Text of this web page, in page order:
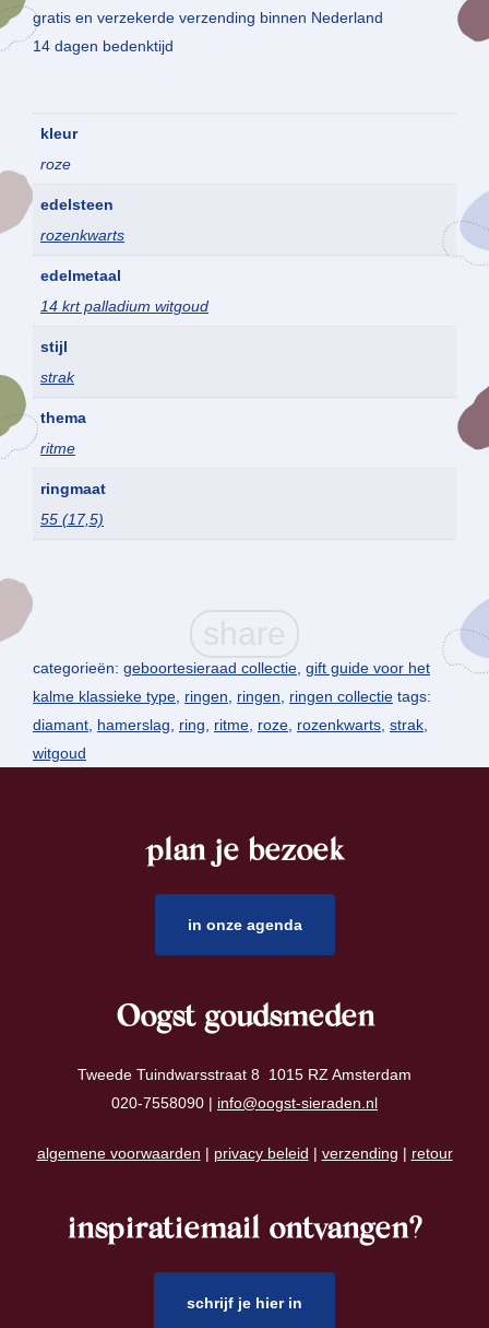
gratis en verzekerde verzending binnen Nederland
14 dagen bedenktijd
kleur
roze
edelsteen
rozenkwarts
edelmetaal
14 krt palladium witgoud
stijl
strak
thema
ritme
ringmaat
55 (17,5)
categorieën: geboortesieraad collectie gift guide voor het
kalme klassieke type ringen ringen ringen collectie tags:
diamant hamerslag ring ritme roze rozenkwarts strak
witgoud
plan je bezoek
in onze agenda
Oogst goudsmeden
Tweede Tuindwarsstraat 8 1015 RZ Amsterdam
020-7558090 | info@oogst-sieraden.nl
algemene voorwaarden | privacy beleid | verzending | retour
inspiratiemail ontvangen?
schrijf je hier in